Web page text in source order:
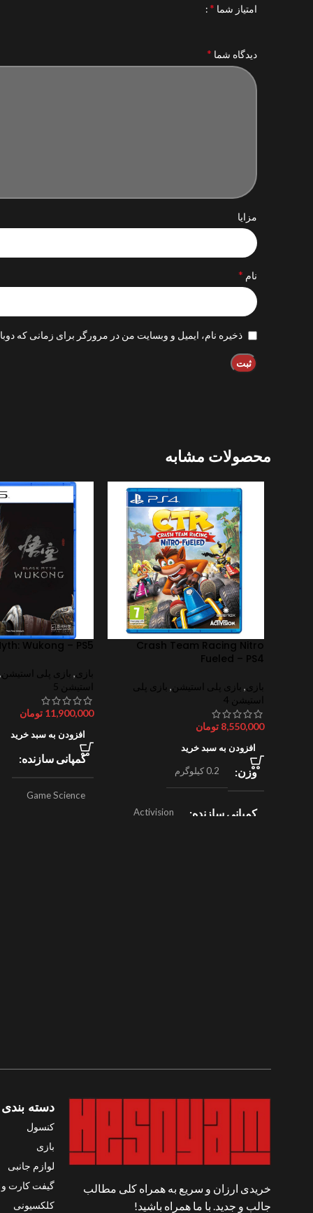
امتیاز شما *
دیدگاه شما *
مزایا
نام *
ذخیره نام، ایمیل و وبسایت من در مرورگر برای زمانی که
محصولات مشابه
Crash Team Racing Nitro
Fueled – PS4
بازی, بازی پلی استیشن , بازی پلی
استیشن 4
8,550,000 تومان
افزودن به سبد خرید
وزن 0.2 کیلوگرم
کمپانی سازنده
Activision
Wukong – PS5
بازی, بازی پلی استیشن ,
استیشن 5
11,900,000 تومان
افزودن به سبد خرید
کمپانی سازنده
Game Science
خریدی ارزان و سریع به همراه کلی مطالب
جالب و جدید. با ما همراه باشید!
دسته بندی
کنسول
بازی
لوازم جانبی
گیفت کارت و
کلکسیونی